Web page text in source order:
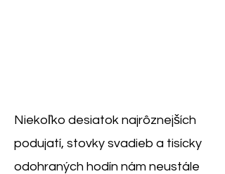
Niekoľko desiatok najrôznejších
podujatí, stovky svadieb a tisícky
odohraných hodín nám neustále